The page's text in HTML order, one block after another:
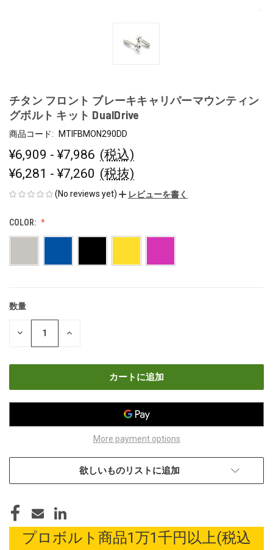
チタン フロント ブレーキキャリパーマウンティン
グボルト キット DualDrive
商品コード: MTIFBMON290DD
¥6,909 - ¥7,986 (税込)
¥6,281 - ¥7,260 (税抜)
(No reviews yet) レビューを書く
COLOR:
現
数量
数
ら
数
や
More payment options
欲しいものリストに追加
プロボルト商品1万1千円以上(税込